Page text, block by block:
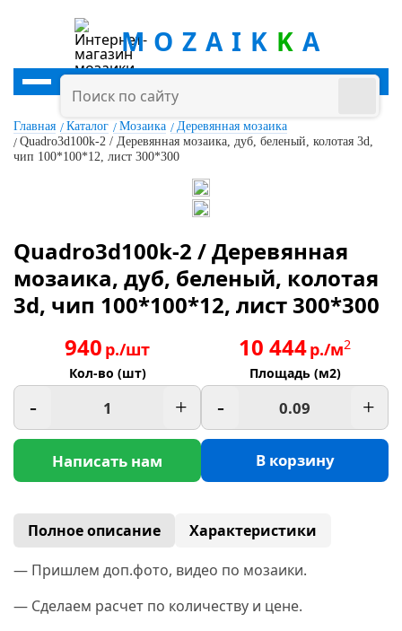
MOZAIK K A
Главная Каталог Мозаика
Деревянная мозаика
Quadro3d100k-2 / Деревянная мозаика, дуб, беленый, колотая 3d,
чип 100*100*12, лист 300*300
Quadro3d100k-2 / Деревянная
мозаика, дуб, беленый, колотая
3d, чип 100*100*12, лист 300*300
940 р./шт
Кол-во (шт)
- +
Написать нам
10 444р./м2
Площадь (м2)
- +
В корзину
Полное описание
Характеристики
— Пришлем доп.фото, видео по мозаики.
— Сделаем расчет по количеству и цене.